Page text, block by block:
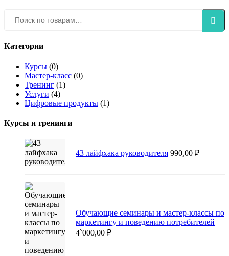
Поиск
Категории
Курсы (0)
Мастер-класс (0)
Тренинг (1)
Услуги (4)
Цифровые продукты (1)
Курсы и тренинги
43 лайфхака руководителя 990,00 ₽
Обучающие семинары и мастер-классы по
маркетингу и поведению потребителей
4`000,00 ₽